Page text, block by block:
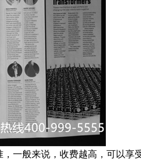
一般来说，收费越高，可以享